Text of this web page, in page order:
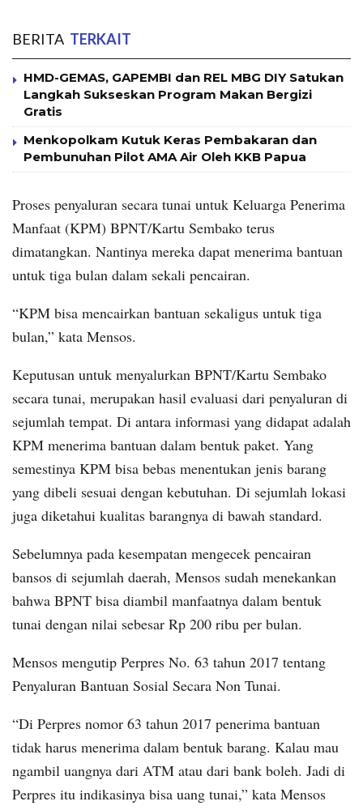
BERITA TERKAIT
HMD-GEMAS, GAPEMBI dan REL MBG DIY Satukan
Langkah Sukseskan Program Makan Bergizi
Gratis
Menkopolkam Kutuk Keras Pembakaran dan
Pembunuhan Pilot AMA Air Oleh KKB Papua
Proses penyaluran secara tunai untuk Keluarga Penerima
Manfaat (KPM) BPNT/Kartu Sembako terus
dimatangkan. Nantinya mereka dapat menerima bantuan
untuk tiga bulan dalam sekali pencairan.
“KPM bisa mencairkan bantuan sekaligus untuk tiga
bulan,” kata Mensos.
Keputusan untuk menyalurkan BPNT/Kartu Sembako
secara tunai, merupakan hasil evaluasi dari penyaluran di
sejumlah tempat. Di antara informasi yang didapat adalah
KPM menerima bantuan dalam bentuk paket. Yang
semestinya KPM bisa bebas menentukan jenis barang
yang dibeli sesuai dengan kebutuhan. Di sejumlah lokasi
juga diketahui kualitas barangnya di bawah standard.
Sebelumnya pada kesempatan mengecek pencairan
bansos di sejumlah daerah, Mensos sudah menekankan
bahwa BPNT bisa diambil manfaatnya dalam bentuk
tunai dengan nilai sebesar Rp 200 ribu per bulan.
Mensos mengutip Perpres No. 63 tahun 2017 tentang
Penyaluran Bantuan Sosial Secara Non Tunai.
“Di Perpres nomor 63 tahun 2017 penerima bantuan
tidak harus menerima dalam bentuk barang. Kalau mau
ngambil uangnya dari ATM atau dari bank boleh. Jadi di
Perpres itu indikasinya bisa uang tunai,” kata Mensos